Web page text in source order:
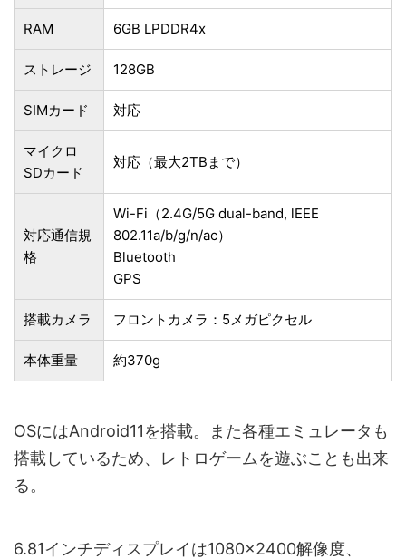
RAM 6GB LPDDR4x
ストレージ 128GB
SIMカード 対応
マイクロ
SDカード
対応（最大2TBまで）
対応通信規
格
Wi-Fi（2.4G/5G dual-band, lEEE
802.11a/b/g/n/ac）
Bluetooth
GPS
搭載カメラ フロントカメラ：5メガピクセル
本体重量 約370g
OSにはAndroid11を搭載。また各種エミュレータも
搭載しているため、レトロゲームを遊ぶことも出来
る。
6.81インチディスプレイは1080×2400解像度、